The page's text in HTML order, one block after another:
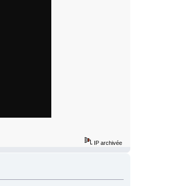
IP archivée